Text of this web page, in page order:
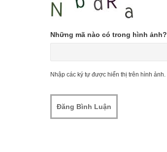
Những mã nào có trong hình ảnh?
Nhập các ký tự được hiển thị trên hình ảnh.